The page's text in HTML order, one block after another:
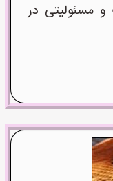
مسئولیتی در